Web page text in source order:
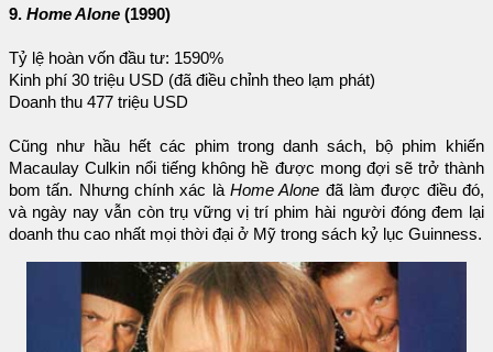
9. Home Alone (1990)
Tỷ lệ hoàn vốn đầu tư: 1590%
Kinh phí 30 triệu USD (đã điều chỉnh theo lạm phát)
Doanh thu 477 triệu USD
Cũng như hầu hết các phim trong danh sách, bộ phim khiến
Macaulay Culkin nổi tiếng không hề được mong đợi sẽ trở thành
bom tấn. Nhưng chính xác là Home Alone đã làm được điều đó,
và ngày nay vẫn còn trụ vững vị trí phim hài người đóng đem lại
doanh thu cao nhất mọi thời đại ở Mỹ trong sách kỷ lục Guinness.